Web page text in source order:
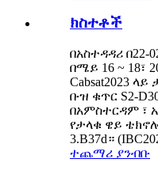
ክስተቶች
በአስተዳዳሪ በ22-
በሜይ 16 ~ 18፣
Cabsat2023
ቡዝ ቁጥር S2-
በአምስተርዳም ፣
የታላቁ ዌይ
3.B37d።
ተጨማሪ ያንብቡ